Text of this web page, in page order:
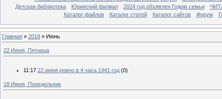
Детская библиотека
Юринский филиал 2024 год объявлен Годом семьи
Каталог файлов
Каталог статей Каталог сайтов Форум
Главная » 2018 » Июнь
22 Июня, Пятница
11:17 22 июня ровно в 4 часа 1941 год (0)
18 Июня, Понедельник